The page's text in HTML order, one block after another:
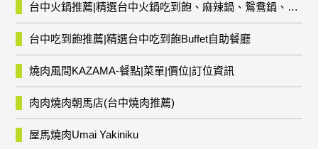
台中火鍋推薦|精選台中火鍋吃到飽、麻辣鍋、鴛鴦鍋、石頭火鍋、酸菜白肉鍋、海鮮鍋、燒酒雞、麻油雞、壽喜燒等熱門人氣火鍋店!
台中吃到飽推薦|精選台中吃到飽Buffet自助餐廳
燒肉風間KAZAMA-餐點|菜單|價位|訂位資訊
肉肉燒肉朝馬店(台中燒肉推薦)
屋馬燒肉Umai Yakiniku